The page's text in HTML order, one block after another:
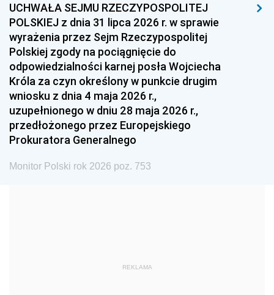
1996 1995 1994
1993 1992 1991
1990 1989
1987 1986 1985
1984 1983
1981 1980 1979
1978 1977
1975 1974
1959
UCHWAŁA SEJMU RZECZYPOSPOLITEJ
POLSKIEJ z dnia 31 lipca 2026 r. w sprawie
wyrażenia przez Sejm Rzeczypospolitej
Polskiej zgody na pociągnięcie do
odpowiedzialności karnej posła Wojciecha
Króla za czyn określony w punkcie drugim
wniosku z dnia 4 maja 2026 r.,
uzupełnionego w dniu 28 maja 2026 r.,
przedłożonego przez Europejskiego
Prokuratora Generalnego
Monitor Polski rok 2026 poz. 753
REKLAMA